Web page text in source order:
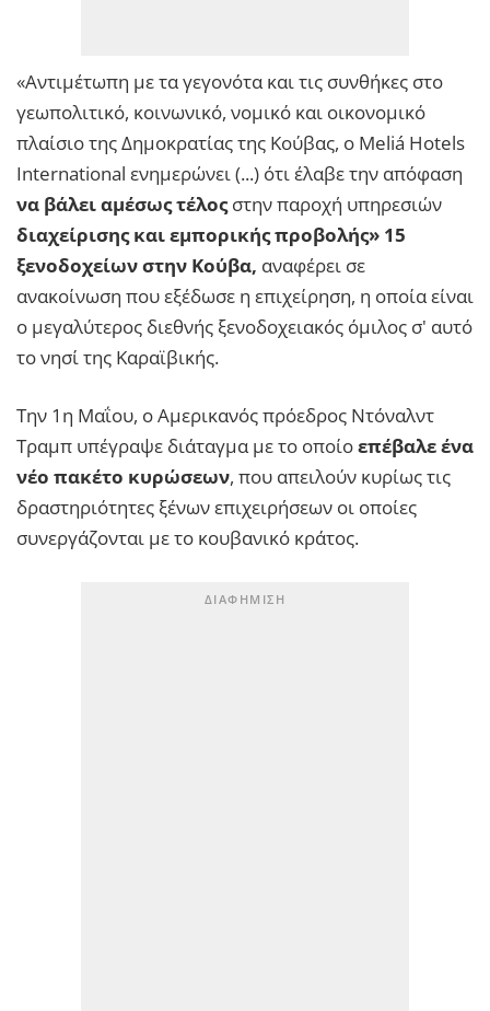
«Αντιμέτωπη με τα γεγονότα και τις συνθήκες στο
γεωπολιτικό, κοινωνικό, νομικό και οικονομικό
πλαίσιο της Δημοκρατίας της Κούβας, ο Meliá Hotels
International ενημερώνει (...) ότι έλαβε την απόφαση
να βάλει αμέσως τέλοςστην παροχή υπηρεσιών
διαχείρισης και εμπορικής προβολής» 15
ξενοδοχείων στην Κούβα, αναφέρει σε
ανακοίνωση που εξέδωσε η επιχείρηση, η οποία είναι
ο μεγαλύτερος διεθνής ξενοδοχειακός όμιλος σ' αυτό
το νησί της Καραϊβικής.
Την 1η Μαΐου, ο Aμερικανός πρόεδρος Ντόναλντ
Τραμπ υπέγραψε διάταγμα με το οποίοεπέβαλε ένα
νέο πακέτο κυρώσεων, που απειλούν κυρίως τις
δραστηριότητες ξένων επιχειρήσεων οι οποίες
συνεργάζονται με το κουβανικό κράτος.